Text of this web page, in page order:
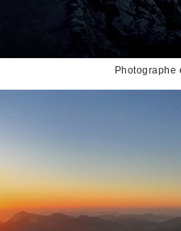
Photographe